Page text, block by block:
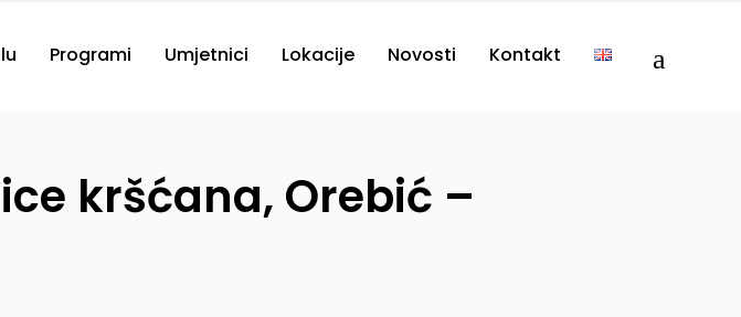
Programi Umjetnici Lokacije Novosti Kontakt
kršćana, Orebić –